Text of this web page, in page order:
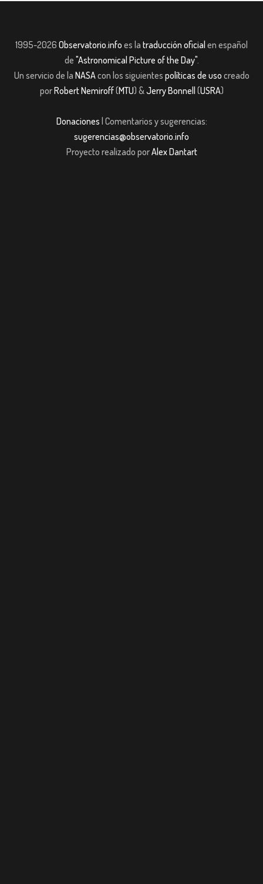
1995-2026 Observatorio.info es la traducción oficial en español
de "Astronomical Picture of the Day".
Un servicio de la NASAcon los siguientes políticas de uso creado
porRobert Nemiroff(MTU) &Jerry Bonnell (USRA)
Donaciones | Comentarios y sugerencias:
sugerencias@observatorio.info
Proyecto realizado porAlex Dantart